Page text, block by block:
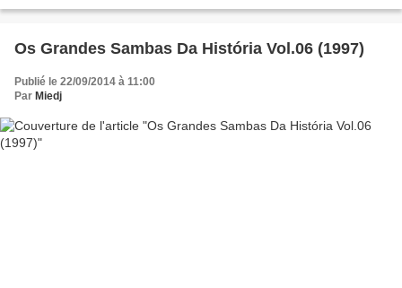
Os Grandes Sambas Da História Vol.06 (1997)
Publié le 22/09/2014 à 11:00
Par Miedj